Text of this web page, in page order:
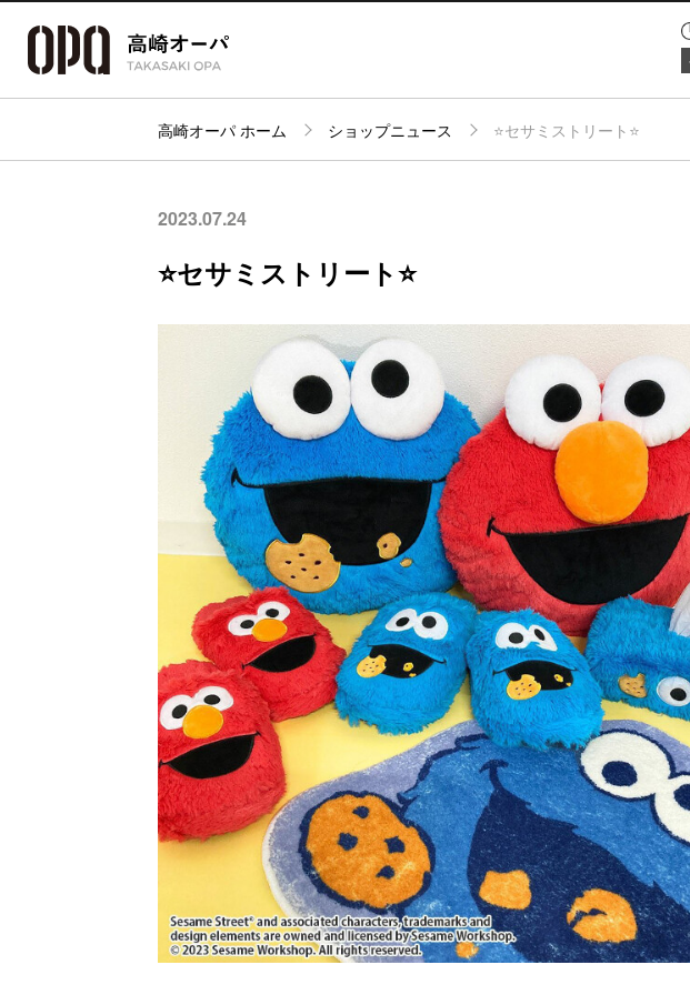
パーキング
ニュース＆
イベント
高崎オーパ ホーム ショップニュース ⭐️セサミストリート⭐️
2023.07.24
⭐️セサミストリート⭐️